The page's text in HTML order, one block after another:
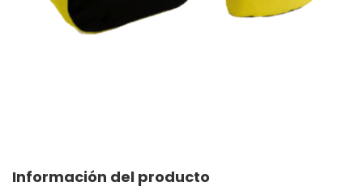
Información del producto